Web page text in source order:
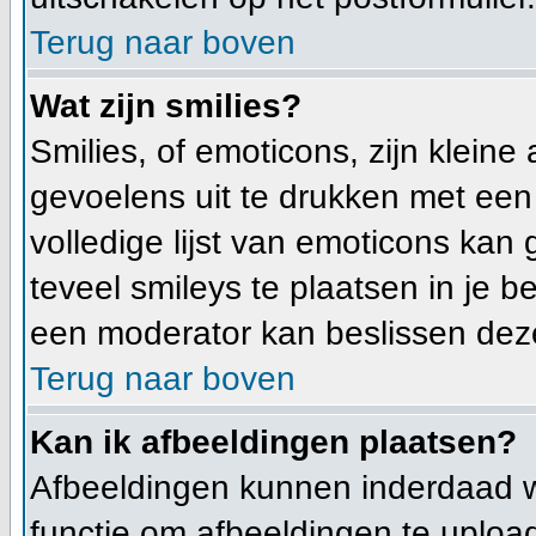
Terug naar boven
Wat zijn smilies?
Smilies, of emoticons, zijn
gevoelens uit te drukken met
volledige lijst van emoticons kan
teveel smileys te plaatsen in je
een moderator kan beslissen
Terug naar boven
Kan ik afbeeldingen plaatsen?
Afbeeldingen kunnen inderdaad